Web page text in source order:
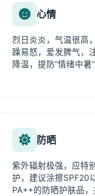
心情
烈日炎炎，气温很高
躁易怒，爱发脾气，
降温，提防“情绪中暑
防晒
紫外辐射极强，应特
护，建议涂擦SPF20
PA++的防晒护肤品